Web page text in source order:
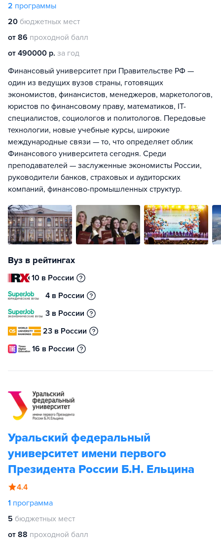
2 программы
20 бюджетных мест
от 86 проходной балл
от 490000 р. за год
Финансовый университет при Правительстве РФ —
один из ведущих вузов страны, готовящих
экономистов, финансистов, менеджеров, маркетологов,
юристов по финансовому праву, математиков, IT-
специалистов, социологов и политологов. Передовые
технологии, новые учебные курсы, широкие
международные связи — то, что определяет облик
Финансового университета сегодня. Среди
преподавателей — заслуженные экономисты России,
руководители банков, страховых и аудиторских
компаний, финансово-промышленных структур.
Вуз в рейтингах
10 в России
4 в России
3 в России
23 в России
16 в России
Уральский федеральный
университет имени первого
Президента России Б.Н. Ельцина
4.4
1 программа
5 бюджетных мест
от 88 проходной балл